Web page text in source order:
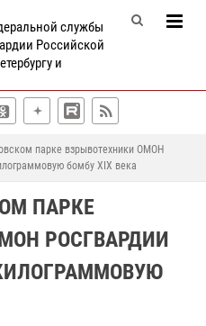
службы
Российской
и
парке взрывотехники ОМОН
бомбу XIX века
ПАРКЕ
РОСГВАРДИИ